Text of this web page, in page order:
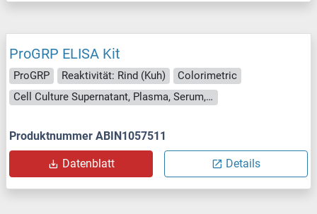
ProGRP ELISA Kit
ProGRP Reaktivität: Rind (Kuh)
Colorimetric
Cell Culture Supernatant, Plasma, Serum, Tissue Homogenate
Produktnummer ABIN1057511
Datenblatt Details